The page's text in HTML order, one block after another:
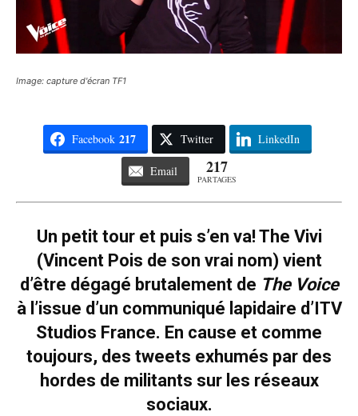
Image: capture d'écran TF1
Facebook 217 Twitter LinkedIn
Email 217
PARTAGES
Un petit tour et puis s’en va! The Vivi
(Vincent Pois de son vrai nom) vient
d’être dégagé brutalement de The Voice
à l’issue d’un communiqué lapidaire d’ITV
Studios France. En cause et comme
toujours, des tweets exhumés par des
hordes de militants sur les réseaux
sociaux.